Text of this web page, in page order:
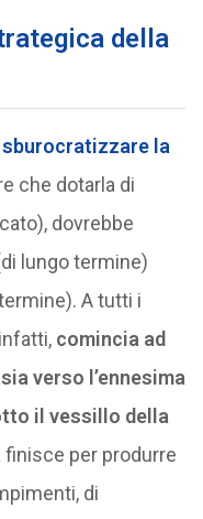
della
sburocratizzare la
che dotarla di
dovrebbe
lungo termine)
A tutti i
comincia ad
verso l’ennesima
il vessillo della
finisce per produrre
di